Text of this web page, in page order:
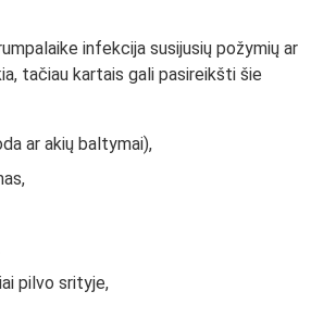
infekcija susijusių požymių ar
tačiau kartais gali pasireikšti šie
ar akių baltymai),
pilvo srityje,